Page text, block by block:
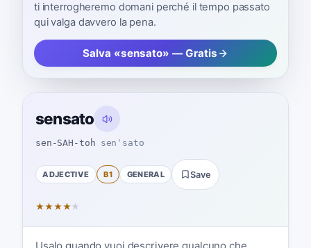
ti interrogheremo domani perché il tempo passato
qui valga davvero la pena.
Salva «sensato» — Gratis
sensato
sen-SAH-toh senˈsato
ADJECTIVE B1 GENERAL Save
★★★★★
Usalo quando vuoi descrivere qualcuno che